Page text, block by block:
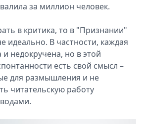
за миллион человек.
в критика, то в "Признании"
идеально. В частности, каждая
недокручена, но в этой
есть свой смысл –
для размышления и не
читательскую работу